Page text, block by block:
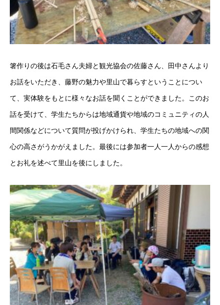
箸作りの後は石毛さん夫婦と観光協会の佐藤さん、田中さんより
お話をいただき、藤野の魅力や里山で暮らすということについ
て、実体験をもとに様々なお話を聞くことができました。このお
話を受けて、学生たちからは地域通貨や地域のコミュニティの人
間関係などについて質問が投げかけられ、学生たちの地域への関
心の高さがうかがえました。最後には参加者一人一人からの感想
とお礼を述べて里山を後にしました。